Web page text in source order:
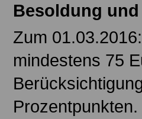
Besoldung
Zum
mindestens 75